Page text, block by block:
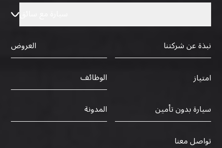
نبذة عن شركتنا
العروض
امتياز
الوظائف
سيارة بدون تأمين
المدونة
تواصل معنا